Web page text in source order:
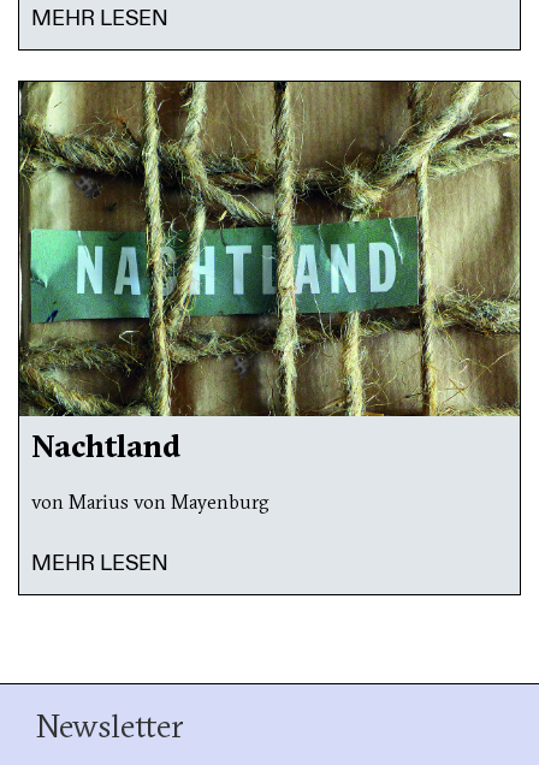
MEHR LESEN
Nachtland
von Marius von Mayenburg
MEHR LESEN
Newsletter